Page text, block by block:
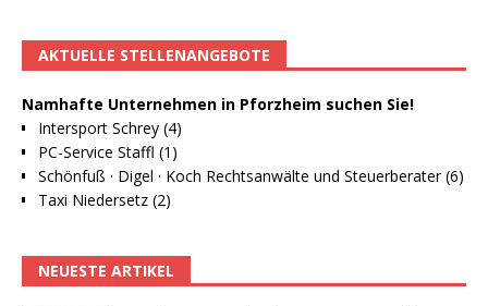
AKTUELLE STELLENANGEBOTE
Namhafte Unternehmen in Pforzheim suchen Sie!
Intersport Schrey (4)
PC-Service Staffl (1)
Schönfuß · Digel · Koch Rechtsanwälte und Steuerberater (6)
Taxi Niedersetz (2)
NEUESTE ARTIKEL